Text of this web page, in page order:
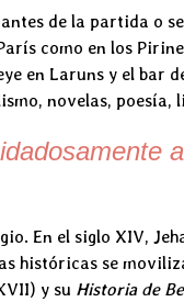
de la partida o
como en los
en Laruns y el
novelas,
En el siglo XIV,
históricas se
y su Historia de